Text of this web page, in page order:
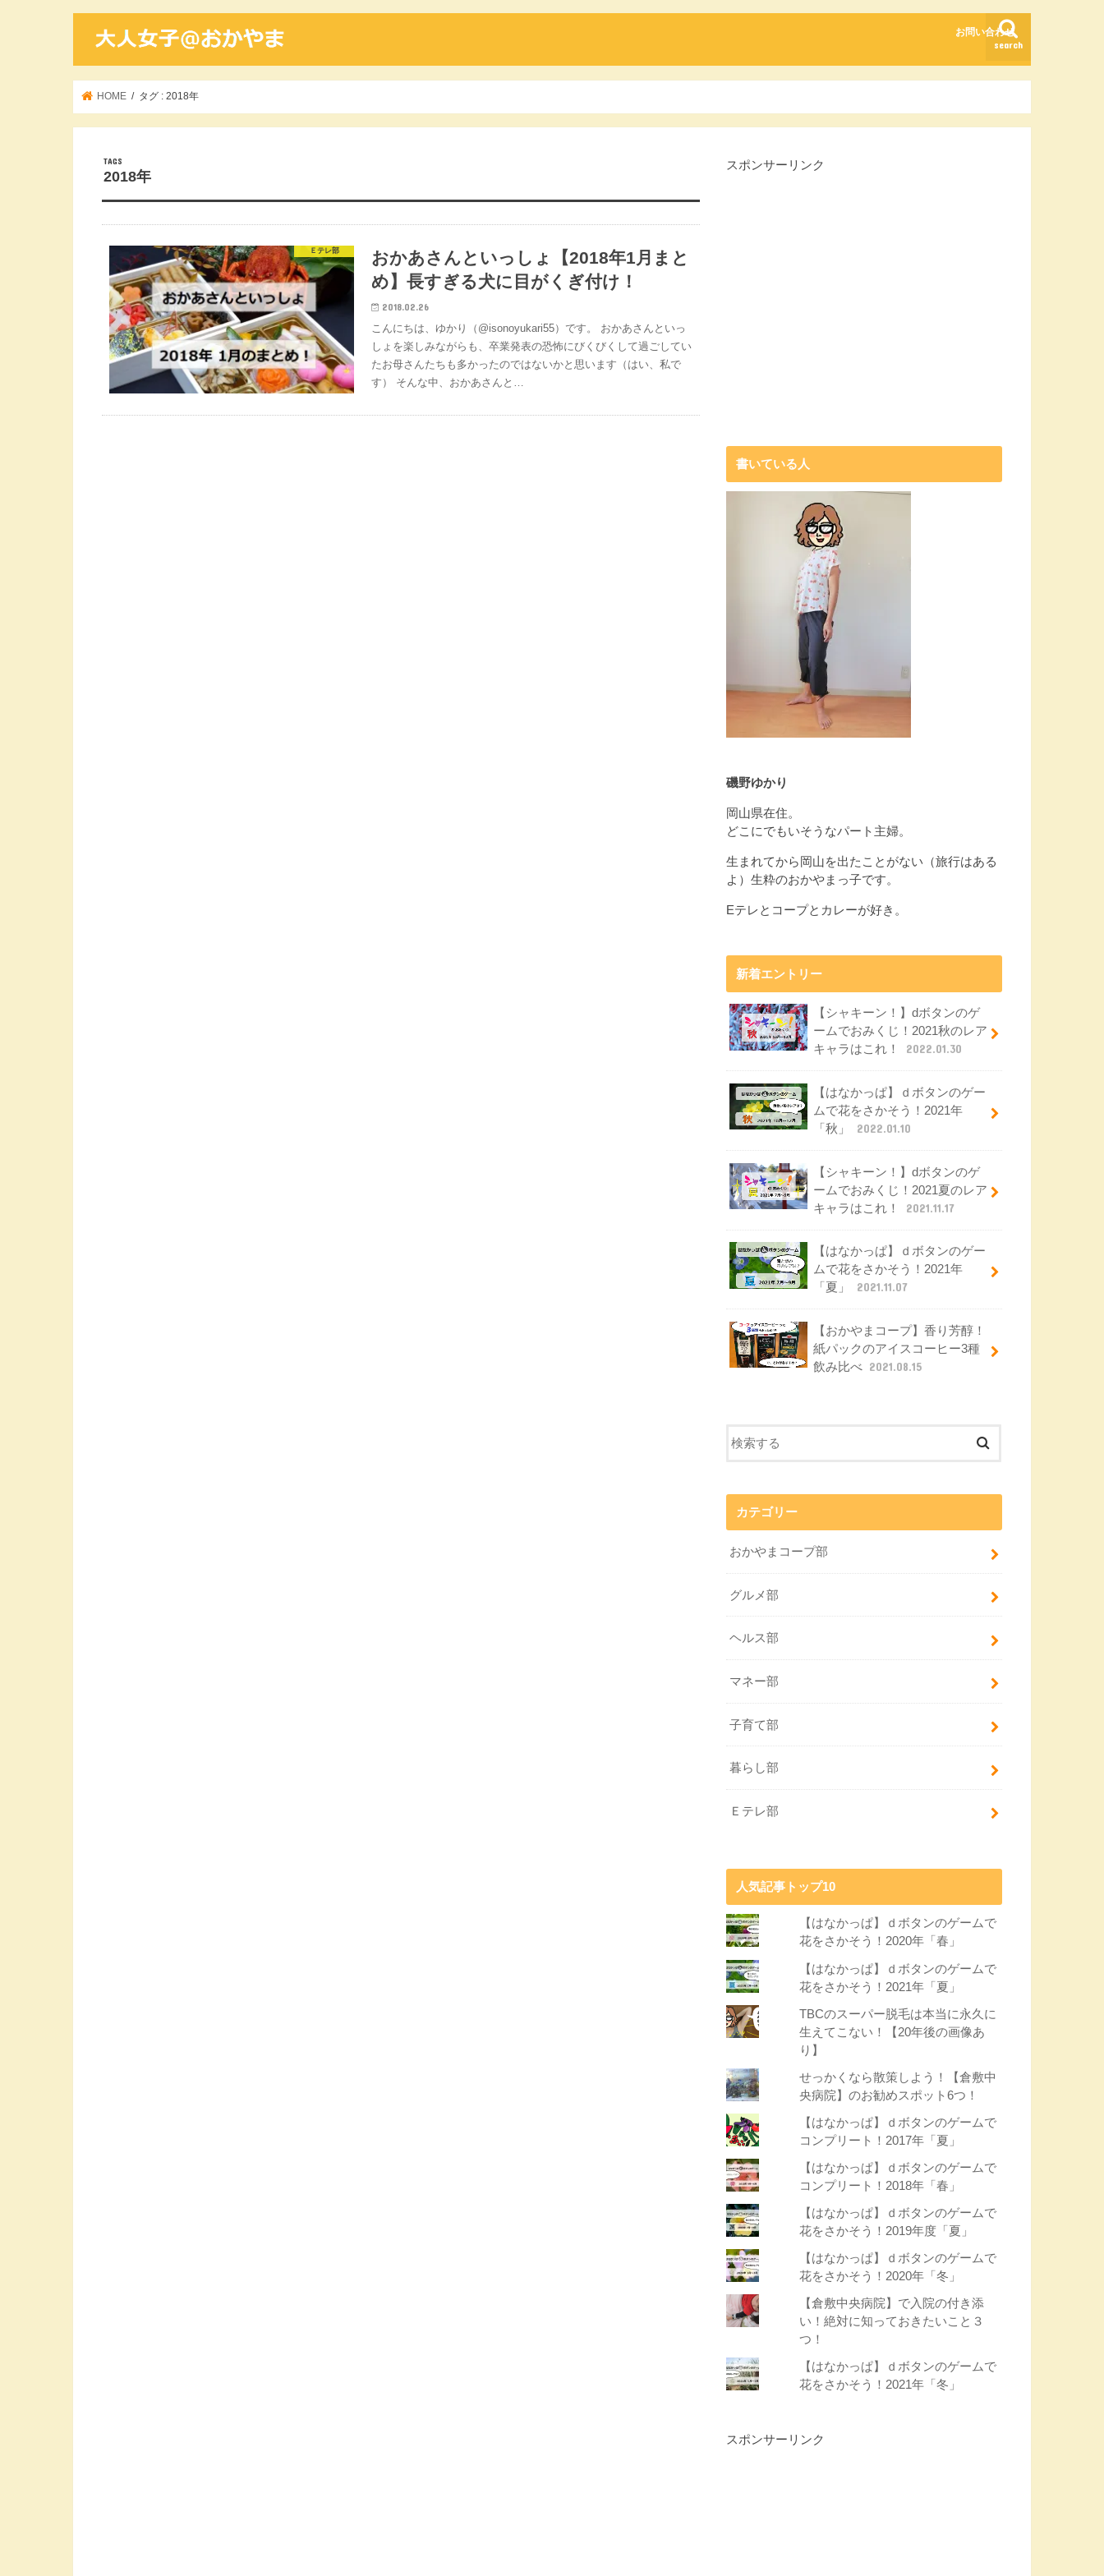
search
お問い合わせ
HOME タグ : 2018年
2018年
Ｅテレ部
おかあさんといっしょ【2018年1月まと
め】長すぎる犬に目がくぎ付け！
2018.02.26
こんにちは、ゆかり（@isonoyukari55）です。 おかあさんといっ
しょを楽しみながらも、卒業発表の恐怖にびくびくして過ごしてい
たお母さんたちも多かったのではないかと思います（はい、私で
す） そんな中、おかあさんと…
スポンサーリンク
書いている人
磯野ゆかり
岡山県在住。
どこにでもいそうなパート主婦。
生まれてから岡山を出たことがない（旅行はある
よ）生粋のおかやまっ子です。
Eテレとコープとカレーが好き。
新着エントリー
【シャキーン！】dボタンのゲ
ームでおみくじ！2021秋のレア
キャラはこれ！
2022.01.30
【はなかっぱ】ｄボタンのゲー
ムで花をさかそう！2021年
「秋」
2022.01.10
【シャキーン！】dボタンのゲ
ームでおみくじ！2021夏のレア
キャラはこれ！
2021.11.17
【はなかっぱ】ｄボタンのゲー
ムで花をさかそう！2021年
「夏」
2021.11.07
【おかやまコープ】香り芳醇！
紙パックのアイスコーヒー3種
飲み比べ 2021.08.15
カテゴリー
おかやまコープ部
グルメ部
ヘルス部
マネー部
子育て部
暮らし部
Ｅテレ部
人気記事トップ10
【はなかっぱ】ｄボタンのゲームで
花をさかそう！2020年「春」
【はなかっぱ】ｄボタンのゲームで
花をさかそう！2021年「夏」
TBCのスーパー脱毛は本当に永久に
生えてこない！【20年後の画像あ
り】
せっかくなら散策しよう！【倉敷中
央病院】のお勧めスポット6つ！
【はなかっぱ】ｄボタンのゲームで
コンプリート！2017年「夏」
【はなかっぱ】ｄボタンのゲームで
コンプリート！2018年「春」
【はなかっぱ】ｄボタンのゲームで
花をさかそう！2019年度「夏」
【はなかっぱ】ｄボタンのゲームで
花をさかそう！2020年「冬」
【倉敷中央病院】で入院の付き添
い！絶対に知っておきたいこと３
つ！
【はなかっぱ】ｄボタンのゲームで
花をさかそう！2021年「冬」
スポンサーリンク